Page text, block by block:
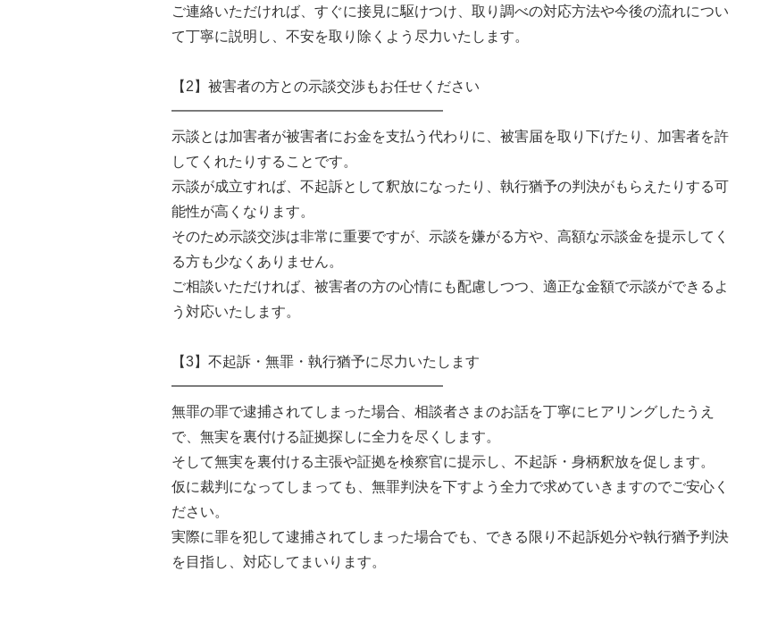
ご連絡いただければ、すぐに接見に駆けつけ、取り調べの対応方法や今後の流れについ
て丁寧に説明し、不安を取り除くよう尽力いたします。
【2】被害者の方との示談交渉もお任せください
━━━━━━━━━━━━━━━━━━━
示談とは加害者が被害者にお金を支払う代わりに、被害届を取り下げたり、加害者を許
してくれたりすることです。
示談が成立すれば、不起訴として釈放になったり、執行猶予の判決がもらえたりする可
能性が高くなります。
そのため示談交渉は非常に重要ですが、示談を嫌がる方や、高額な示談金を提示してく
る方も少なくありません。
ご相談いただければ、被害者の方の心情にも配慮しつつ、適正な金額で示談ができるよ
う対応いたします。
【3】不起訴・無罪・執行猶予に尽力いたします
━━━━━━━━━━━━━━━━━━━
無罪の罪で逮捕されてしまった場合、相談者さまのお話を丁寧にヒアリングしたうえ
で、無実を裏付ける証拠探しに全力を尽くします。
そして無実を裏付ける主張や証拠を検察官に提示し、不起訴・身柄釈放を促します。
仮に裁判になってしまっても、無罪判決を下すよう全力で求めていきますのでご安心く
ださい。
実際に罪を犯して逮捕されてしまった場合でも、できる限り不起訴処分や執行猶予判決
を目指し、対応してまいります。